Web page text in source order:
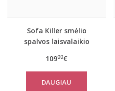
Sofa Killer smėlio
spalvos laisvalaikio
kelnėmis
10900€
DAUGIAU